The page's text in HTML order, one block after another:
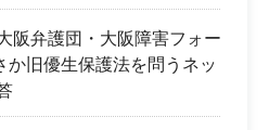
阪弁護団・大阪障害フォー
か旧優生保護法を問うネッ